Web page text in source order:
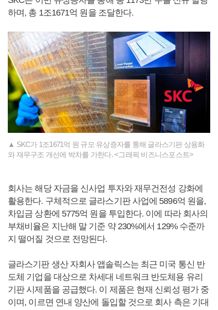
하며, 총 1조1671억 원을 조달한다.
▲ SKC가 1조1671억 원 규모 유상증자를 통해 글라스기판 상용화
와 재무구조 개선에 박차를 가한다. <그래픽 비즈니스포스트>
회사는 해당 자금을 신사업 투자와 재무건전성 강화에
활용한다. 구체적으로 글라스기판 사업에 5896억 원을,
차입금 상환에 5775억 원을 투입한다. 이에 따라 회사의
부채비율은 지난해 말 기준 약 230%에서 129% 수준까
지 떨어질 것으로 전망된다.
글라스기판 생산 자회사 앱솔릭스는 최근 미국 통신 반
도체 기업을 대상으로 차세대 네트워크 반도체용 유리
기판 시제품을 공급했다. 이 제품은 현재 신뢰성 평가 중
이며, 이르면 연내 양산에 돌입할 것으로 회사 측은 기대